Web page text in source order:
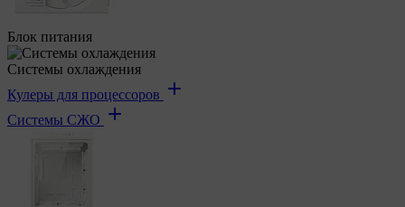
Блок питания
Системы охлаждения
Кулеры для процессоров
Системы СЖО